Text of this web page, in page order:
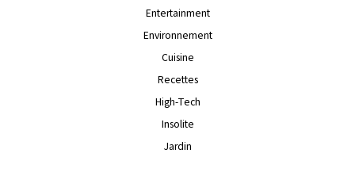
Entertainment
Environnement
Cuisine
Recettes
High-Tech
Insolite
Jardin